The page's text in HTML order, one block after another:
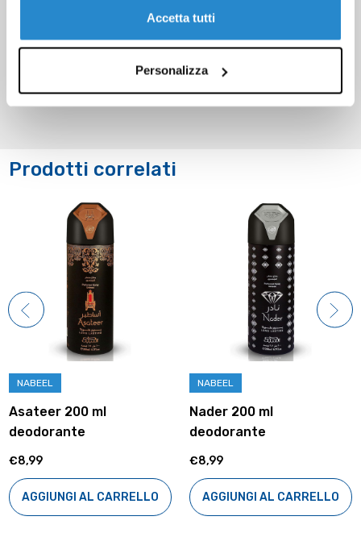
Accetta tutti
Personalizza
Prodotti correlati
NABEEL
Asateer 200 ml
deodorante
€8,99
AGGIUNGI AL CARRELLO
NABEEL
Nader 200 ml
deodorante
€8,99
AGGIUNGI AL CARRELLO